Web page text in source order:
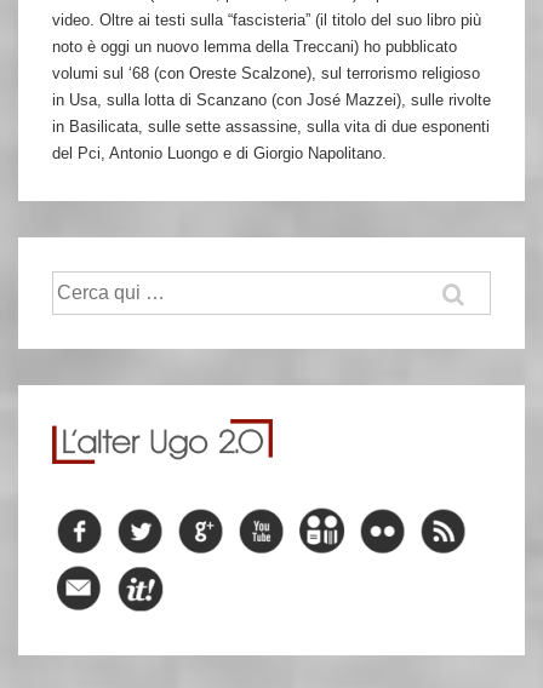
video. Oltre ai testi sulla “fascisteria” (il titolo del suo libro più
noto è oggi un nuovo lemma della Treccani) ho pubblicato
volumi sul ‘68 (con Oreste Scalzone), sul terrorismo religioso
in Usa, sulla lotta di Scanzano (con José Mazzei), sulle rivolte
in Basilicata, sulle sette assassine, sulla vita di due esponenti
del Pci, Antonio Luongo e di Giorgio Napolitano.
Cerca: